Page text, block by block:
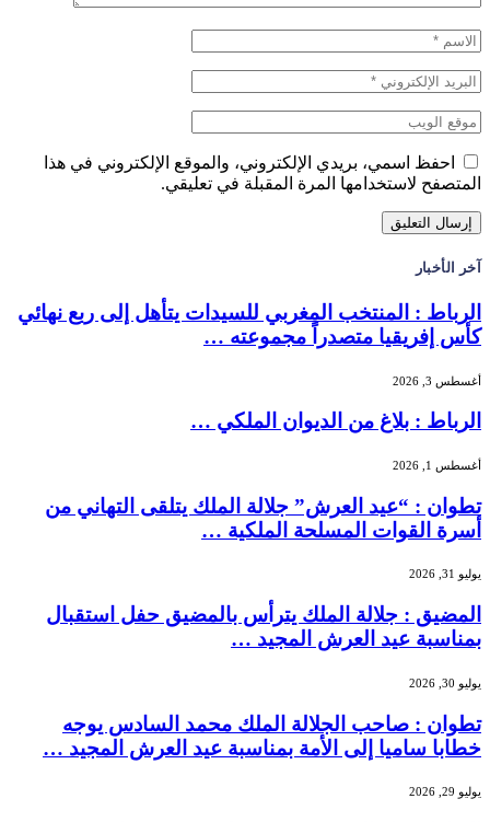
احفظ اسمي، بريدي الإلكتروني، والموقع الإلكتروني في هذا
المتصفح لاستخدامها المرة المقبلة في تعليقي.
آخر الأخبار
الرباط : المنتخب المغربي للسيدات يتأهل إلى ربع نهائي
كأس إفريقيا متصدراً مجموعته …
أغسطس 3, 2026
الرباط : بلاغ من الديوان الملكي …
أغسطس 1, 2026
تطوان : “عيد العرش” جلالة الملك يتلقى التهاني من
أسرة القوات المسلحة الملكية …
يوليو 31, 2026
المضيق : جلالة الملك يترأس بالمضيق حفل استقبال
بمناسبة عيد العرش المجيد …
يوليو 30, 2026
تطوان : صاحب الجلالة الملك محمد السادس يوجه
خطابا ساميا إلى الأمة بمناسبة عيد العرش المجيد …
يوليو 29, 2026